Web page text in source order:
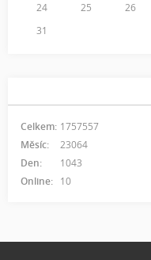
24
25 26
31
Online: 10
Celkem: 1757557
Měsíc:
23064
Den:
1043